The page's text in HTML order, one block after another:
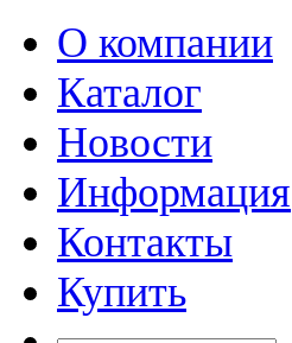
О компании
Каталог
Новости
Информация
Контакты
Купить